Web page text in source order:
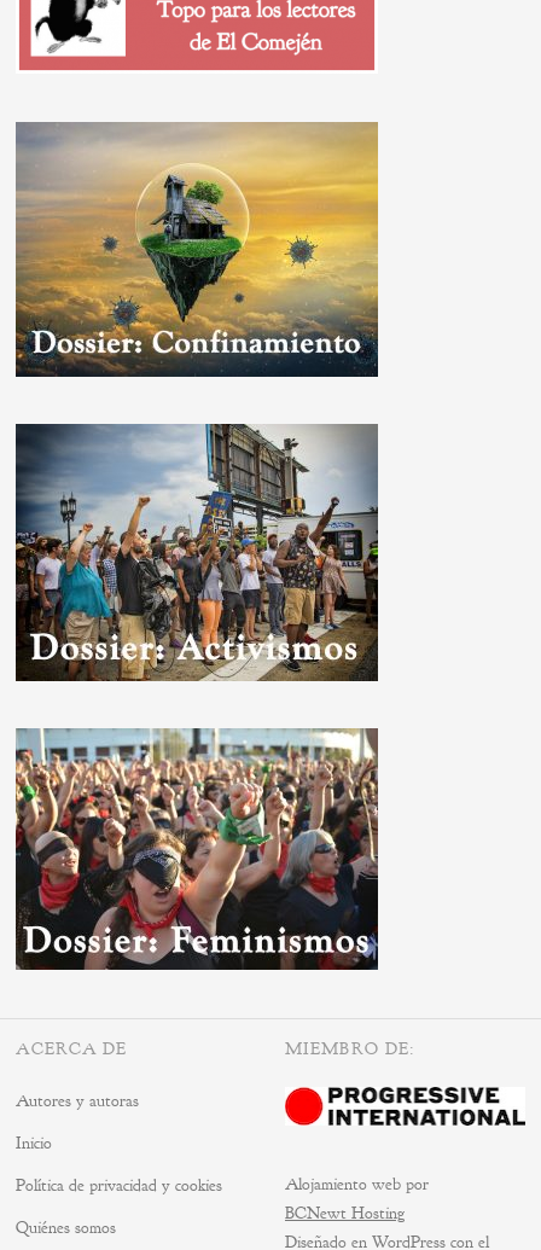
ACERCA DE
Autores y autoras
Inicio
Política de privacidad y cookies
Quiénes somos
MIEMBRO DE:
Alojamiento web por
BCNewt Hosting
Diseñado en WordPress con el